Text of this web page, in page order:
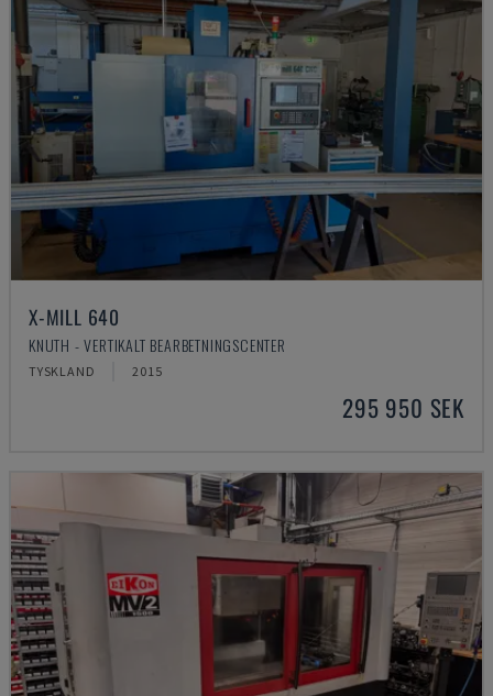
X-MILL 640
KNUTH - VERTIKALT BEARBETNINGSCENTER
TYSKLAND 2015
295 950 SEK